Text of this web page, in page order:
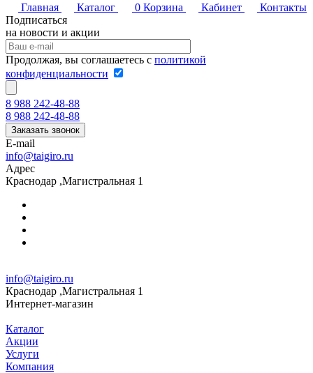
Главная
Каталог 0 Корзина Кабинет
Контакты
Подписаться
на новости и акции
Продолжая, вы соглашаетесь с политикой
конфиденциальности
8 988 242-48-88
8 988 242-48-88
Заказать звонок
E-mail
info@taigiro.ru
Адрес
Краснодар ,Магистральная 1
info@taigiro.ru
Краснодар ,Магистральная 1
Интернет-магазин
Каталог
Акции
Услуги
Компания